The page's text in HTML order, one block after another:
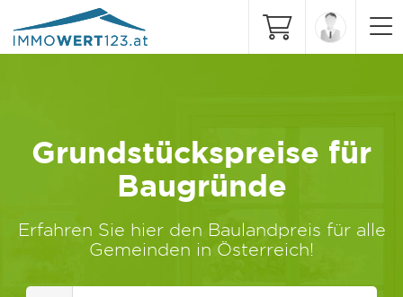
Grundstückspreise für
Baugründe
Erfahren Sie hier den Baulandpreis für alle
Gemeinden in Österreich!